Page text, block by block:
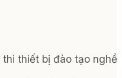
thiết bị đào tạo nghề.